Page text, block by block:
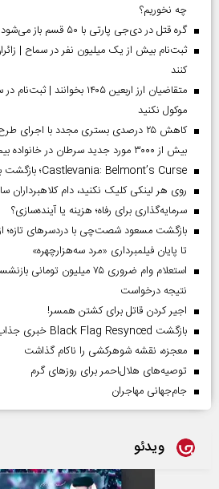
چه نخوریم؟
گره قتل در دی‌جی پارتی با ۵۰ قسم باز می‌شود
ثبت‌نام بیش از یک میلیون نفر در سماح |
کنند
متقاضیان ارز اربعین ۱۴۰۵
موکول نکنید
کاهش ۲۵ درصدی بستری مجدد با اجرای
بیش از ۳۰۰۰ مورد جدید سرطان در خانواده بیماران
Castlevania: Belmont’s Curse؛ بازگشت باشکوه شکارچیان خون‌آشام
روی هر لینکی کلیک نکنید، دام
سرمایه‌گذاری برای رفاه؛ هزینه یا آینده‌سازی؟
بازگشت مسعود شصت‌چی با دردسر‌های تازه؛
تا پایان فیلمبرداری «مرد سه‌هزارچهره»
استعلام وام ضروری ۷۵
نتیجه درخواست
اجیر کردن قاتل برای کشتن همسر!
بازگشت Black Flag Resynced خبری جذاب برای دوستداران بازی
معجزه، نقشه شوهرکشی را ناکام گذاشت
توصیه‌های هلال‌احمر برای روز‌های گرم
جام‌جهانی مهاجران
ویدئو